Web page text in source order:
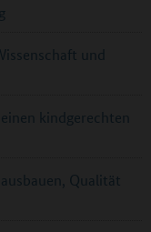
und
kindgerechten
Qualität